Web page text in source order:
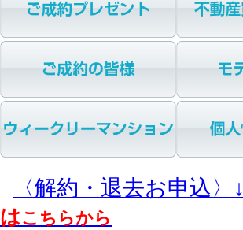
〈解約・退去お申込〉↓
はこちらから